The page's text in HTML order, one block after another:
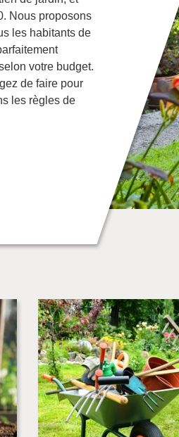
Nous proposons
les habitants de
votre budget.
de faire pour
les règles de